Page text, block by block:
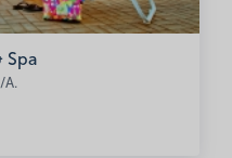
in diesem Browser für
Spa
A.